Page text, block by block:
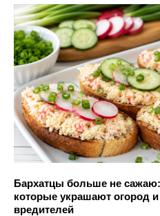
Бархатцы больше не
которые украшают огород
вредителей